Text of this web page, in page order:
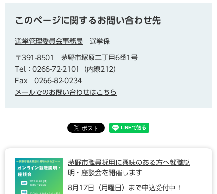
このページに関するお問い合わせ先
選挙管理委員会事務局 選挙係
〒391-8501
茅野市塚原二丁目6番1号
Tel：0266-72-2101（内線212）
Fax：0266-82-0234
メールでのお問い合わせはこちら
茅野市職員採用に興味のある方へ就職説
明・座談会を開催します
8月17日（月曜日）まで申込受付中！